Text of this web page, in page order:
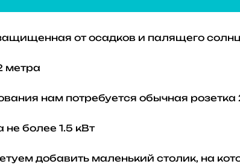
от осадков и палящего
метра
нам потребуется обычная
более 1.5 кВт
добавить маленький столик, на